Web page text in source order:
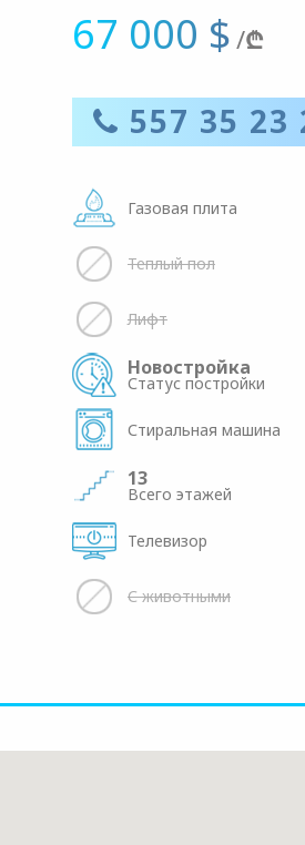
67 000 $ /₾
557 35 23
Газовая плита
Теплый пол
Лифт
Новостройка
Статус постройки
Стиральная машина
13
Всего этажей
Телевизор
С животными